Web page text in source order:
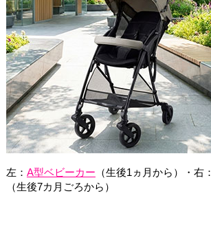
左： A型ベビーカー （生後1ヵ月から）・右：
（生後7カ月ごろから）